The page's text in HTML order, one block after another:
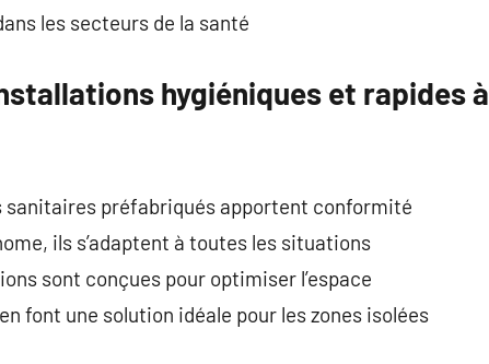
les secteurs de la santé
hygiéniques et rapides à
sanitaires préfabriqués apportent conformité
ils s’adaptent à toutes les situations
sont conçues pour optimiser l’espace
font une solution idéale pour les zones isolées